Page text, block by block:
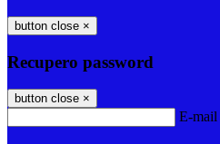
button close ×
Recupero password
button close ×
E-mail